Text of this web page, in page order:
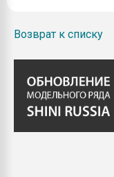
Возврат к списку